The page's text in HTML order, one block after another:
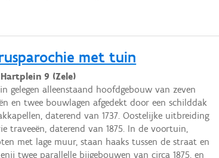
met tuin
9 (Zele)
gelegen alleenstaand hoofdgebouw van zeven
en twee bouwlagen afgedekt door een schilddak
daterend van 1737. Oostelijke uitbreiding
traveeën, daterend van 1875. In de voortuin,
met lage muur, staan haaks tussen de straat en
twee parallelle bijgebouwen van circa 1875, en